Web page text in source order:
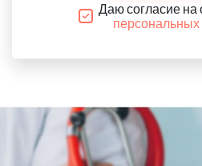
Даю согласие на